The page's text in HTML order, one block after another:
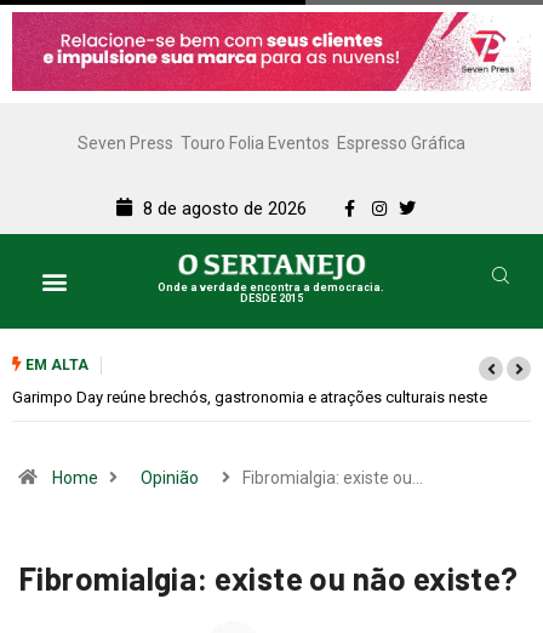
Seven Press Touro Folia Eventos Espresso Gráfica
8 de agosto de 2026
Onde a verdade encontra a democracia.
DESDE 2015
EM ALTA
Bugonia transforma paranoia e conspiração em um suspense imprevisível
Home Opinião Fibromialgia: existe ou…
Fibromialgia: existe ou não existe?